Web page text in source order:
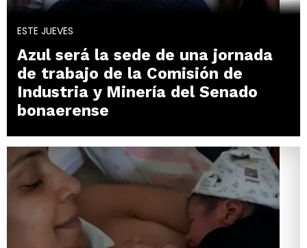
ESTE JUEVES
Azul será la sede de una jornada
de trabajo de la Comisión de
Industria y Minería del Senado
bonaerense